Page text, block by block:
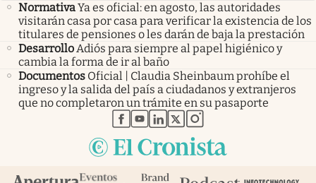
NormativaYa es oficial: en agosto, las autoridades
visitarán casa por casa para verificar la existencia de los
titulares de pensiones o les darán de baja la prestación
DesarrolloAdiós para siempre al papel higiénico y
cambia la forma de ir al baño
Documentos Oficial | Claudia Sheinbaum prohíbe el
ingreso y la salida del país a ciudadanos y extranjeros
que no completaron un trámite en su pasaporte
abre en nueva pestaña
abre en nueva pestaña
abre en nueva pestaña
abre en nueva pestaña
abre en nueva pestaña